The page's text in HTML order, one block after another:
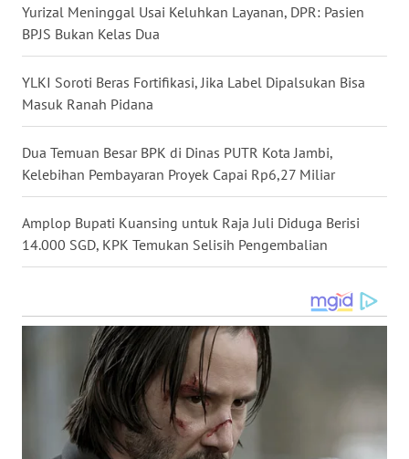
Yurizal Meninggal Usai Keluhkan Layanan, DPR: Pasien
BPJS Bukan Kelas Dua
YLKI Soroti Beras Fortifikasi, Jika Label Dipalsukan Bisa
Masuk Ranah Pidana
Dua Temuan Besar BPK di Dinas PUTR Kota Jambi,
Kelebihan Pembayaran Proyek Capai Rp6,27 Miliar
Amplop Bupati Kuansing untuk Raja Juli Diduga Berisi
14.000 SGD, KPK Temukan Selisih Pengembalian
DAIRI
WN
TOBA
NIAS
LANGKAT
SELATAN
TANJUNG
LESUNG